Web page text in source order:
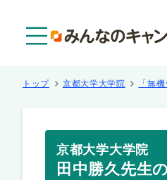
トップ 京都大学大学院 「無
京都大学大学院
田中勝久先生